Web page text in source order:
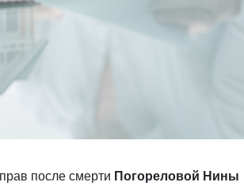
после смерти Погореловой Нины